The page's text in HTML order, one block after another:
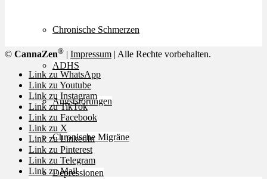
Chronische Schmerzen
ADHS
Angststörungen
Chronische Migräne
Depressionen
© CannaZen® | Impressum | Alle Rechte vorbehalten.
Link zu WhatsApp
Link zu Youtube
Link zu Instagram
Link zu TikTok
Link zu Facebook
Link zu X
Link zu LinkedIn
Link zu Pinterest
Link zu Telegram
Link zu Mail